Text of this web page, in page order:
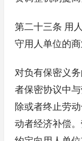
第二十三条 用
守用人单位的
对负有保密义
者保密协议中
除或者终止劳
动者经济补偿